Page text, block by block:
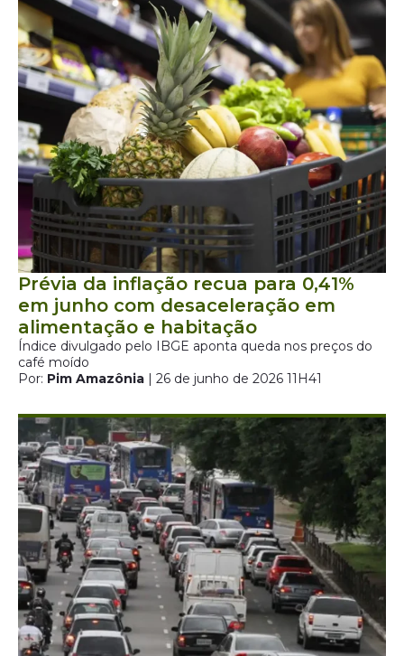
Prévia da inflação recua para 0,41%
em junho com desaceleração em
alimentação e habitação
Índice divulgado pelo IBGE aponta queda nos preços do
café moído
Por: Pim Amazônia | 26 de junho de 2026 11H41